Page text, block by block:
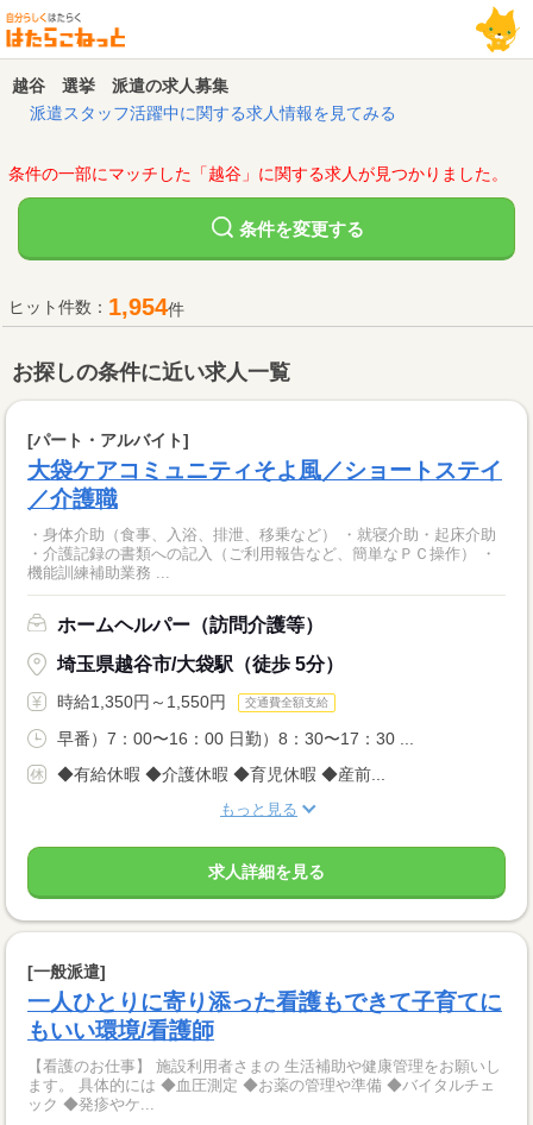
越谷 選挙 派遣の求人募集
派遣スタッフ活躍中に関する求人情報を見てみる
条件の一部にマッチした「越谷」に関する求人が見つかりました。
条件を変更する
ヒット件数： 1,954件
お探しの条件に近い求人一覧
[パート・アルバイト]
大袋ケアコミュニティそよ風／ショートステイ
／介護職
・身体介助（食事、入浴、排泄、移乗など） ・就寝介助・起床介助
・介護記録の書類への記入（ご利用報告など、簡単なＰＣ操作） ・
機能訓練補助業務 ...
ホームヘルパー（訪問介護等）
埼玉県越谷市/大袋駅（徒歩 5分）
時給1,350円～1,550円 交通費全額支給
早番）7：00〜16：00 日勤）8：30〜17：30 ...
◆有給休暇 ◆介護休暇 ◆育児休暇 ◆産前...
もっと見る
求人詳細を見る
[一般派遣]
一人ひとりに寄り添った看護もできて子育てに
もいい環境/看護師
【看護のお仕事】 施設利用者さまの 生活補助や健康管理をお願いし
ます。 具体的には ◆血圧測定 ◆お薬の管理や準備 ◆バイタルチェ
ック ◆発疹やケ...